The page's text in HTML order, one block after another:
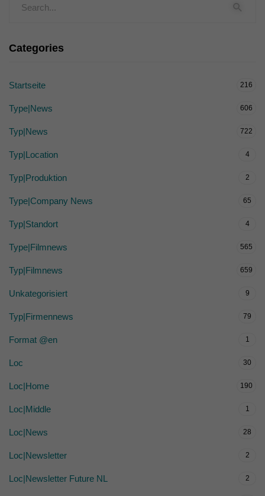
Categories
Startseite 216
Type|News 606
Typ|News 722
Typ|Location 4
Typ|Produktion 2
Type|Company News 65
Typ|Standort 4
Type|Filmnews 565
Typ|Filmnews 659
Unkategorisiert 9
Typ|Firmennews 79
Format @en 1
Loc 30
Loc|Home 190
Loc|Middle 1
Loc|News 28
Loc|Newsletter 2
Loc|Newsletter Future NL 2